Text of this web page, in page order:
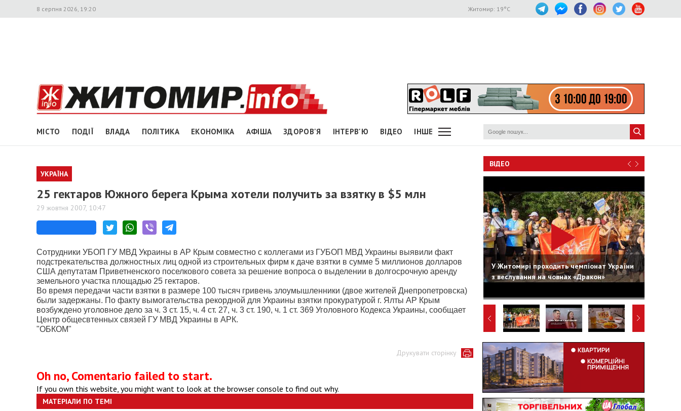
8 серпня 2026, 19:20 Житомир: 19°C
МІСТО ПОДІЇ ВЛАДА ПОЛІТИКА ЕКОНОМІКА АФІША ЗДОРОВ'Я ІНТЕРВ'Ю ВІДЕО ІНШЕ
УКРАЇНА
25 гектаров Южного берега Крыма хотели получить за взятку в $5 млн
29 жовтня 2007, 10:47
Сотрудники УБОП ГУ МВД Украины в АР Крым совместно с коллегами из ГУБОП МВД Украины выявили факт
подстрекательства должностных лиц одной из строительных фирм к даче взятки в сумме 5 миллионов долларов
США депутатам Приветненского поселкового совета за решение вопроса о выделении в долгосрочную аренду
земельного участка площадью 25 гектаров.
Во время передачи части взятки в размере 100 тысяч гривень злоумышленники (двое жителей Днепропетровска)
были задержаны. По факту вымогательства рекордной для Украины взятки прокуратурой г. Ялты АР Крым
возбуждено уголовное дело за ч. 3 ст. 15, ч. 4 ст. 27, ч. 3 ст. 190, ч. 1 ст. 369 Уголовного Кодекса Украины, сообщает
Центр общесвтенных связей ГУ МВД Украины в АРК.
"ОБКОМ"
Друкувати сторінку
Oh no, Comentario failed to start.
If you own this website, you might want to look at the browser console to find out why.
МАТЕРІАЛИ ПО ТЕМІ
ВІДЕО
У Житомирі проходить чемпіонат України
з веслування на човнах «Дракон»